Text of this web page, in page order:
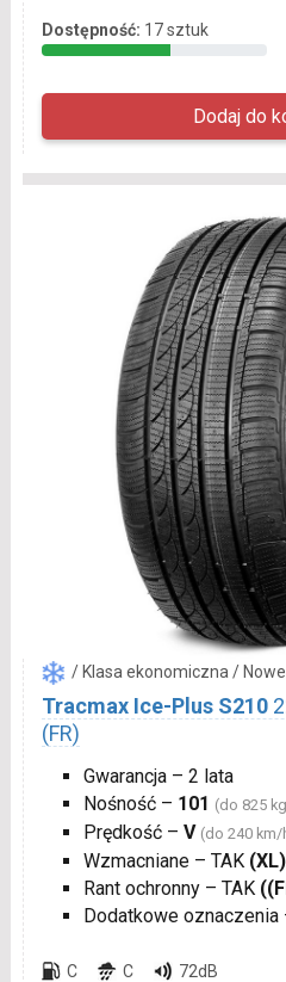
Dostępność: 17 sztuk
/ Klasa ekonomiczna /
Tracmax Ice-Plus S210
(FR)
Gwarancja – 2 lata
Nośność – 101 (do 825
Prędkość – V (do 240 km/
Wzmacniane – TAK (XL)
Rant ochronny – TAK
Dodatkowe oznaczenia
C C 72dB